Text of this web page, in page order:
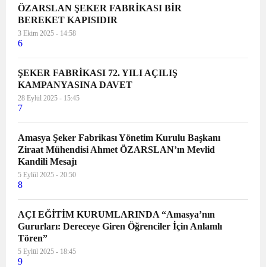
ÖZARSLAN ŞEKER FABRİKASI BİR
BEREKET KAPISIDIR
3 Ekim 2025 - 14:58
6
ŞEKER FABRİKASI 72. YILI AÇILIŞ
KAMPANYASINA DAVET
28 Eylül 2025 - 15:45
7
Amasya Şeker Fabrikası Yönetim Kurulu Başkanı
Ziraat Mühendisi Ahmet ÖZARSLAN’ın Mevlid
Kandili Mesajı
5 Eylül 2025 - 20:50
8
AÇI EĞİTİM KURUMLARINDA “Amasya’nın
Gururları: Dereceye Giren Öğrenciler İçin Anlamlı
Tören”
5 Eylül 2025 - 18:45
9